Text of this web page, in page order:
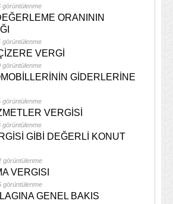
görüntülenme
ORANININ
görüntülenme
VERGİ
görüntülenme
GİDERLERİNE
görüntülenme
VERGİSİ
görüntülenme
GİBİ DEĞERLİ KONUT
görüntülenme
VERGISI
görüntülenme
GENEL BAKIS